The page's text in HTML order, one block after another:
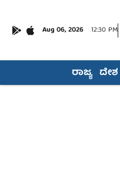
Aug 06, 2026 12:30 PM
ರಾಜ್ಯ ದೇಶ